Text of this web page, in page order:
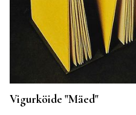
Vigurköide "Mäed"